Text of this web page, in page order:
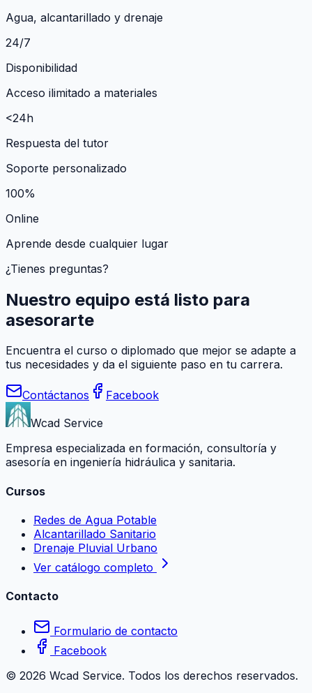
Agua, alcantarillado y drenaje
24/7
Disponibilidad
Acceso ilimitado a materiales
<24h
Respuesta del tutor
Soporte personalizado
100%
Online
Aprende desde cualquier lugar
¿Tienes preguntas?
Nuestro equipo está listo para
asesorarte
Encuentra el curso o diplomado que mejor se adapte a
tus necesidades y da el siguiente paso en tu carrera.
Contáctanos
Facebook
Wcad Service
Empresa especializada en formación, consultoría y
asesoría en ingeniería hidráulica y sanitaria.
Cursos
Redes de Agua Potable
Alcantarillado Sanitario
Drenaje Pluvial Urbano
Ver catálogo completo
Contacto
Formulario de contacto
Facebook
© 2026 Wcad Service. Todos los derechos reservados.